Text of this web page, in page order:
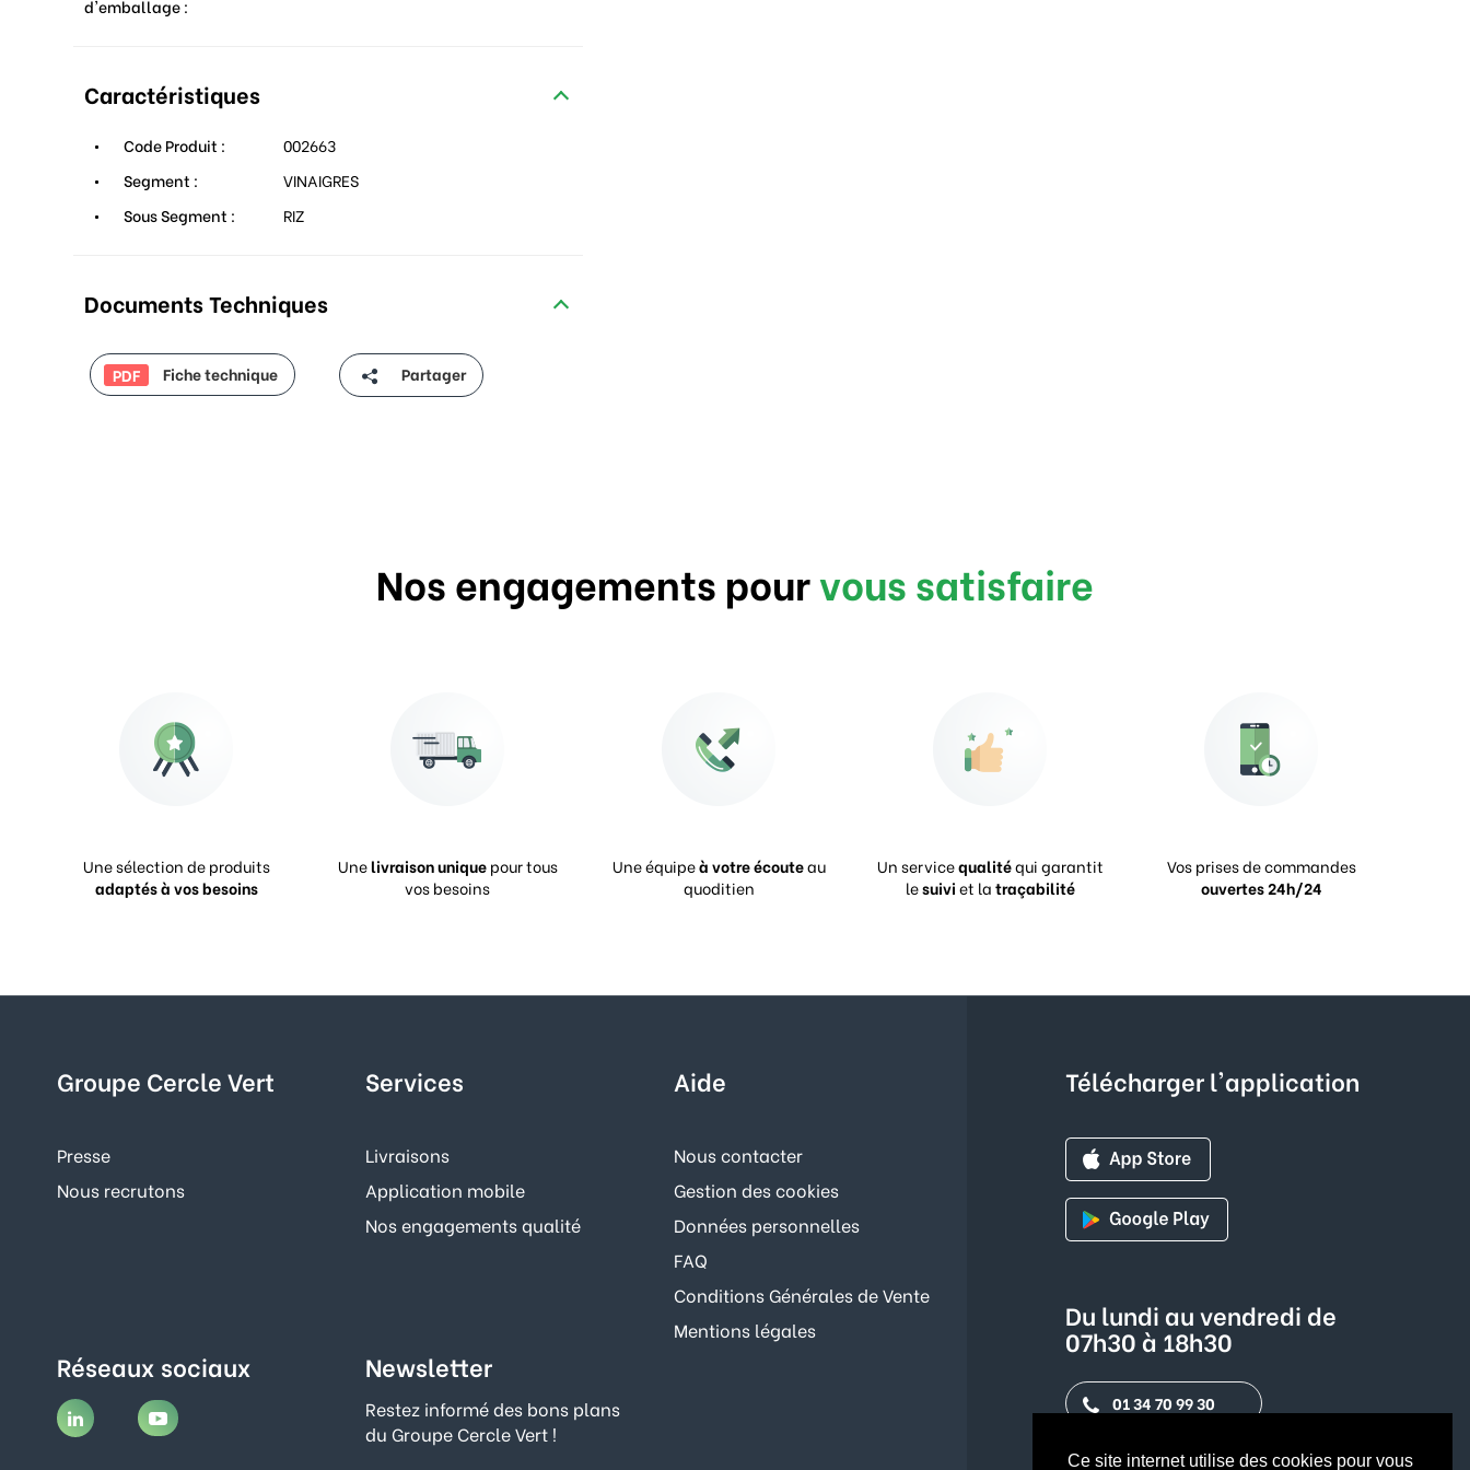
Ce site internet utilise des cookies pour vous
d'emballage :
Caractéristiques
Code Produit :
002663
Segment :
VINAIGRES
Sous Segment :
RIZ
Documents Techniques
PDF Fiche technique Partager
Nos engagements pourvous satisfaire
Une sélection de produits
adaptés à vos besoins
Unelivraison uniquepour tous
vos besoins
Une équipeà votre écouteau
quoditien
Un servicequalitéqui garantit
lesuiviet latraçabilité
Vos prises de commandes
ouvertes 24h/24
Groupe Cercle Vert
Presse
Nous recrutons
Services
Livraisons
Application mobile
Nos engagements qualité
Aide
Nous contacter
Gestion des cookies
Données personnelles
FAQ
Conditions Générales de Vente
Mentions légales
Réseaux sociaux Newsletter
Restez informé des bons plans
du Groupe Cercle Vert !
Télécharger l'application
Du lundi au vendredi de
07h30 à 18h30
01 34 70 99 30
Contact par mail